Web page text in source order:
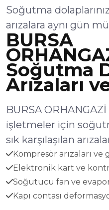
Soğutma
arızalara aynı gün
BURSA
Soğutma
Arızaları
BURSA
işletmeler için
sık karşılaşılan
Kompresör arızaları ve
Elektronik kart ve
Soğutucu fan ve
Kapı contası